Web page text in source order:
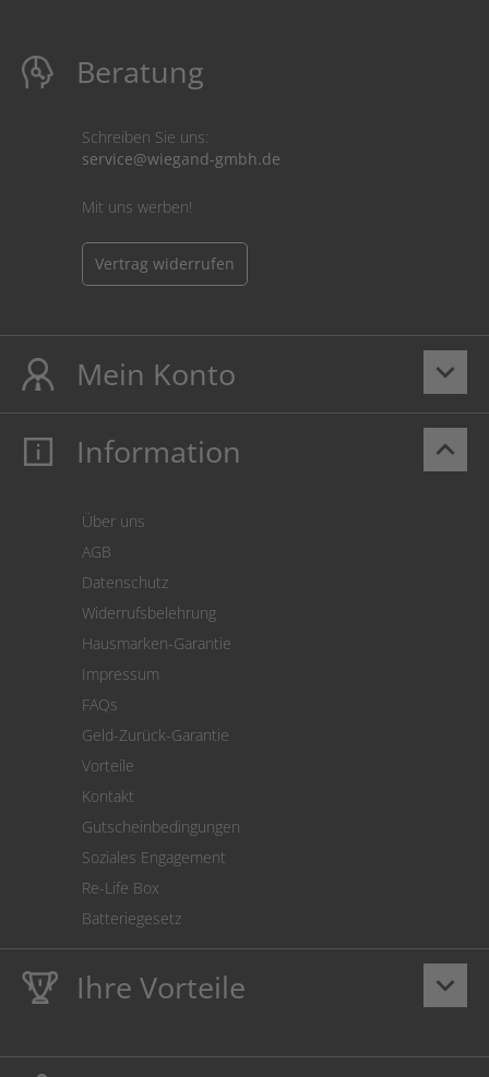
Beratung
Schreiben Sie uns:
service@wiegand-gmbh.de
Mit uns werben!
Vertrag widerrufen
keyboard_arrow_down
Mein Konto
Mein Konto
Cookie Einstellungen
keyboard_arrow_up
Information
Über uns
AGB
Datenschutz
Widerrufsbelehrung
Hausmarken-Garantie
Impressum
FAQs
Geld-Zurück-Garantie
Vorteile
Kontakt
Gutscheinbedingungen
Soziales Engagement
Re-Life Box
Batteriegesetz
keyboard_arrow_down
Ihre Vorteile
LebenslangeHausmarke Garantieauf Toner und Tinte